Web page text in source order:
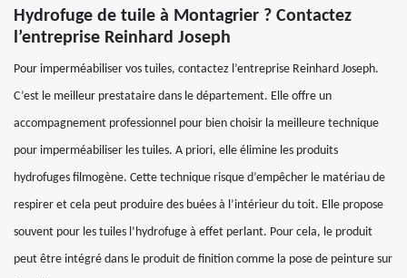
Hydrofuge de tuile à Montagrier ? Contactez
l’entreprise Reinhard Joseph
Pour imperméabiliser vos tuiles, contactez l’entreprise Reinhard Joseph.
C’est le meilleur prestataire dans le département. Elle offre un
accompagnement professionnel pour bien choisir la meilleure technique
pour imperméabiliser les tuiles. A priori, elle élimine les produits
hydrofuges filmogène. Cette technique risque d’empêcher le matériau de
respirer et cela peut produire des buées à l’intérieur du toit. Elle propose
souvent pour les tuiles l’hydrofuge à effet perlant. Pour cela, le produit
peut être intégré dans le produit de finition comme la pose de peinture sur